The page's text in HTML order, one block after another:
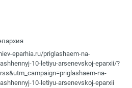
eparhia.ru/priglashaem-na-
10-letiyu-arsenevskoj-eparxii/?
na-
10-letiyu-arsenevskoj-eparxii